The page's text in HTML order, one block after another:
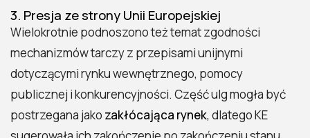
3. Presja ze strony Unii Europejskiej
Wielokrotnie podnoszono też temat zgodności
mechanizmów tarczy z przepisami unijnymi
dotyczącymi rynku wewnętrznego, pomocy
publicznej i konkurencyjności. Część ulg mogła być
postrzegana jako zakłócająca rynek, dlatego KE